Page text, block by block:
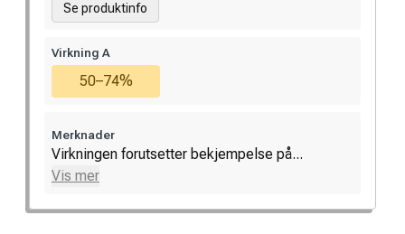
Se produktinfo
Virkning A
50–74%
Merknader
Virkningen forutsetter bekjempelse på...
Vis mer